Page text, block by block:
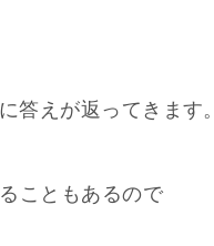
答えが返ってきます。
こともあるので